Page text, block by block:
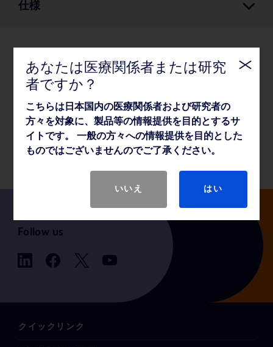
仕様
仕様
薬事・その他情報
製品基本仕様
Follow us
クイックリンク
あなたは医療関係者または研究
者ですか？
こちらは日本国内の医療関係者および研究者の
方々を対象に、製品等の情報提供を目的とするサ
イトです。 一般の方々への情報提供を目的とした
ものではございませんのでご了承ください。
いいえ はい